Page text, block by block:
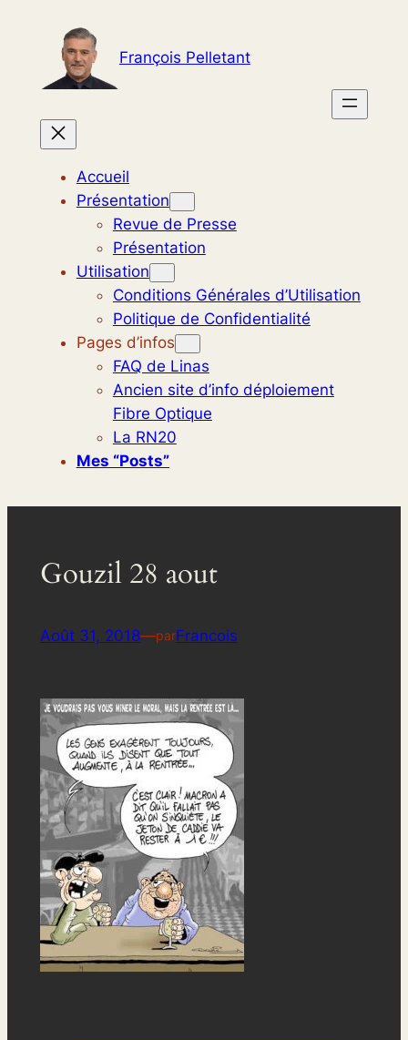
contenu
François Pelletant
Accueil
Présentation
Revue de Presse
Présentation
Utilisation
Conditions Générales d’Utilisation
Politique de Confidentialité
Pages d’infos
FAQ de Linas
Ancien site d’info déploiement
Fibre Optique
La RN20
Mes “posts”
Gouzil 28 aout
Août 31, 2018—parFrancois